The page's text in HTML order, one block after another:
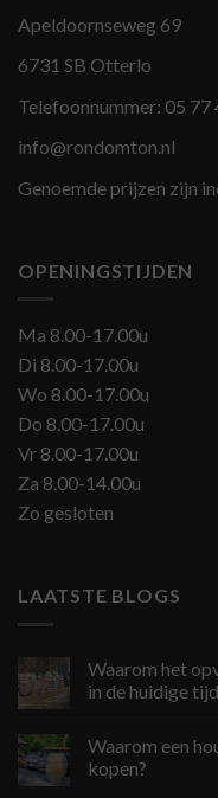
Apeldoornseweg 69
6731 SB Otterlo
Telefoonnummer: 05 77
info@rondomton.nl
Genoemde prijzen zijn
OPENINGSTIJDEN
Ma 8.00-17.00u
Di 8.00-17.00u
Wo 8.00-17.00u
Do 8.00-17.00u
Vr 8.00-17.00u
Za 8.00-14.00u
Zo gesloten
LAATSTE BLOGS
Waarom het
in de huidige
Waarom een
kopen?